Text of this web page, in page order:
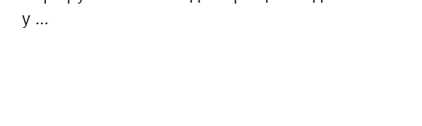
у ...